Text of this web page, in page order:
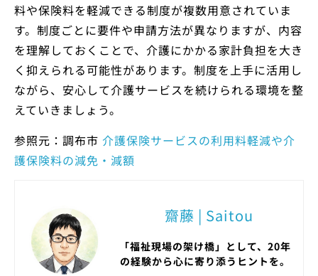
料や保険料を軽減できる制度が複数用意されていま
す。制度ごとに要件や申請方法が異なりますが、内容
を理解しておくことで、介護にかかる家計負担を大き
く抑えられる可能性があります。制度を上手に活用し
ながら、安心して介護サービスを続けられる環境を整
えていきましょう。
参照元：調布市 介護保険サービスの利用料軽減や介
護保険料の減免・減額
齋藤 | Saitou
「福祉現場の架け橋」として、20年
の経験から心に寄り添うヒントを。